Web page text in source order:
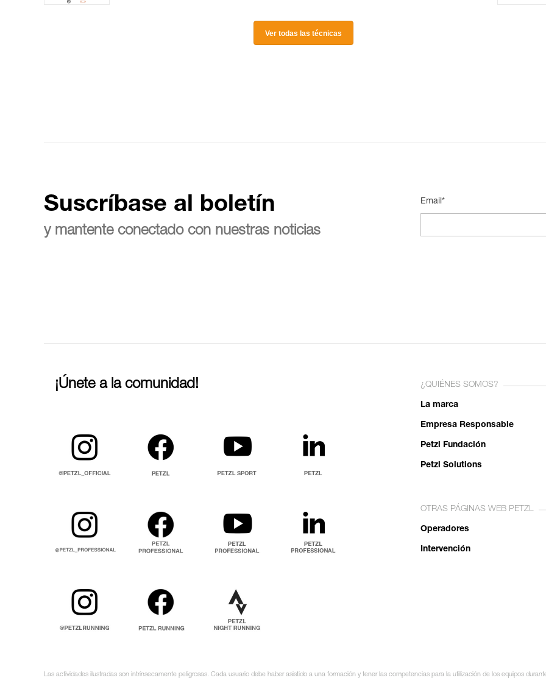
Ver todas las técnicas
Suscríbase al boletín
y mantente conectado con nuestras noticias
Email*
¡Únete a la comunidad! ¿QUIÉNES SOMOS?
La marca
Empresa Responsable
Petzl Fundación
Petzl Solutions
OTRAS PÁGINAS WEB PETZL
Operadores
Intervención
Las actividades ilustradas son intrínsecamente peligrosas. Cada usuario debe haber asistido a una formación y tener las competencias para la utilización de los equipos